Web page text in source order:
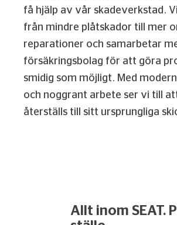
få hjälp av vår skadeverkstad.
från mindre plåtskador till mer
reparationer och samarbetar
försäkringsbolag för att göra
smidig som möjligt. Med
och noggrant arbete ser vi till
återställs till sitt ursprungliga
Allt inom SEAT.